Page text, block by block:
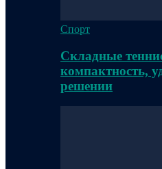
Спорт
Складные
компактность,
решении